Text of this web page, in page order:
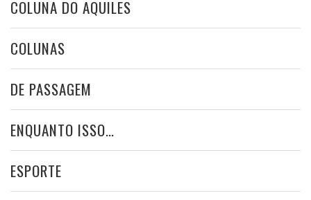
COLUNA DO AQUILES
COLUNAS
DE PASSAGEM
ENQUANTO ISSO…
ESPORTE